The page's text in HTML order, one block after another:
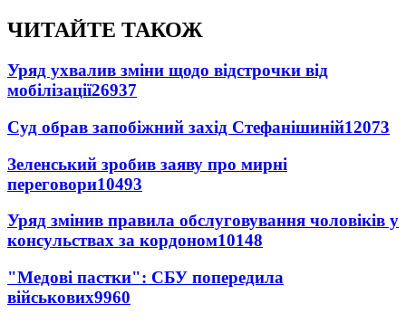
ЧИТАЙТЕ ТАКОЖ
Уряд ухвалив зміни щодо відстрочки від
мобілізації26937
Суд обрав запобіжний захід Стефанішиній12073
Зеленський зробив заяву про мирні
переговори10493
Уряд змінив правила обслуговування чоловіків у
консульствах за кордоном10148
"Медові пастки": СБУ попередила
військових9960